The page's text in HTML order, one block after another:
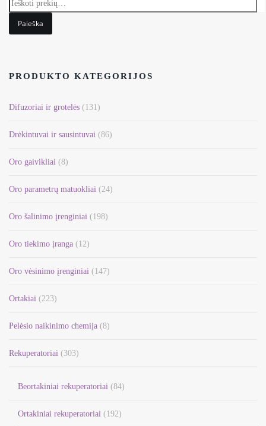
Paieška
PRODUKTO KATEGORIJOS
Difuzoriai ir grotelės (131)
Drėkintuvai ir sausintuvai (86)
Oro gaivikliai (8)
Oro parametrų matuokliai (24)
Oro šalinimo įrenginiai (198)
Oro tiekimo įranga (12)
Oro vėsinimo įrenginiai (147)
Ortakiai (223)
Pelėsio naikinimo chemija (8)
Rekuperatoriai (303)
Beortakiniai rekuperatoriai (84)
Ortakiniai rekuperatoriai (192)